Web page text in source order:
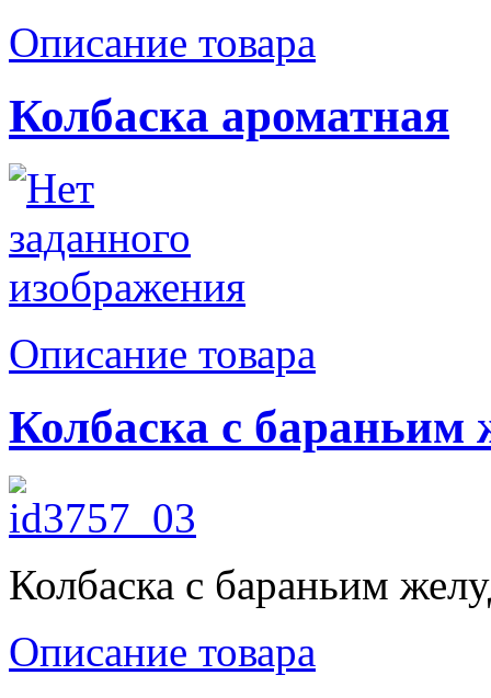
Описание товара
Колбаска ароматная
Описание товара
Колбаска с бараньим
Колбаска с бараньим
Описание товара